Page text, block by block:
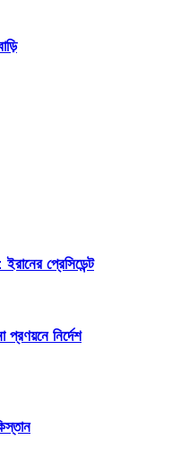
প্রেসিডেন্ট
প্রণয়নে নির্দেশ